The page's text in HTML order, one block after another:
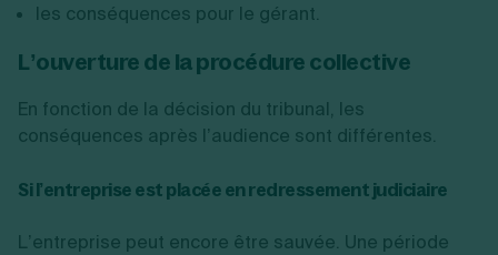
les conséquences pour le gérant.
L’ouverture de la procédure collective
En fonction de la décision du tribunal, les
conséquences après l’audience sont différentes.
Si l’entreprise est placée en redressement judiciaire
L’entreprise peut encore être sauvée. Une période